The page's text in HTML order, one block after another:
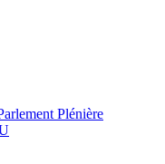
Plénière